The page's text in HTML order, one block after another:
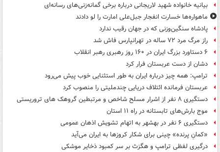
بیانیه خانواده شهید لاریجانی درباره برخی گمانه‌زنی‌های رسانه‌ای
ماهواره‌ها خسارت انفجار جبل‌علی امارت را لو دادند
پادشاه سنگین‌وزنی که در جهان رقیب ندارد
راز مرگ مرد ۷۲ ساله در تهرانپارس فاش شد
۶ دستاورد بزرگ ایران در ۱۶۰ روز رهبری رهبر انقلاب
دشان از دست عربستان فرار کرد
ترامپ: همه چیز درباره ایران به طور استثنایی خوب پیش می‌رود
عربستان فرمانده ائتلاف دریایی چندملیتی را منصوب کرد
دستگیری ۸ نفر از اشرار مسلح شاخص و مرتبطین گروهک های تروریستی
موج بارش‌های تابستانه در راه ۱۱ استان
دستگیری ۶ نفر در بهشهر به اتهام تشویش اذهان عمومی
«کمانِ پرنده» چینی برای شکار کروزها به ایران می‌آید
درگیری لفظی ترامپ و هگزث بر سر کمبود ذخایر موشکی